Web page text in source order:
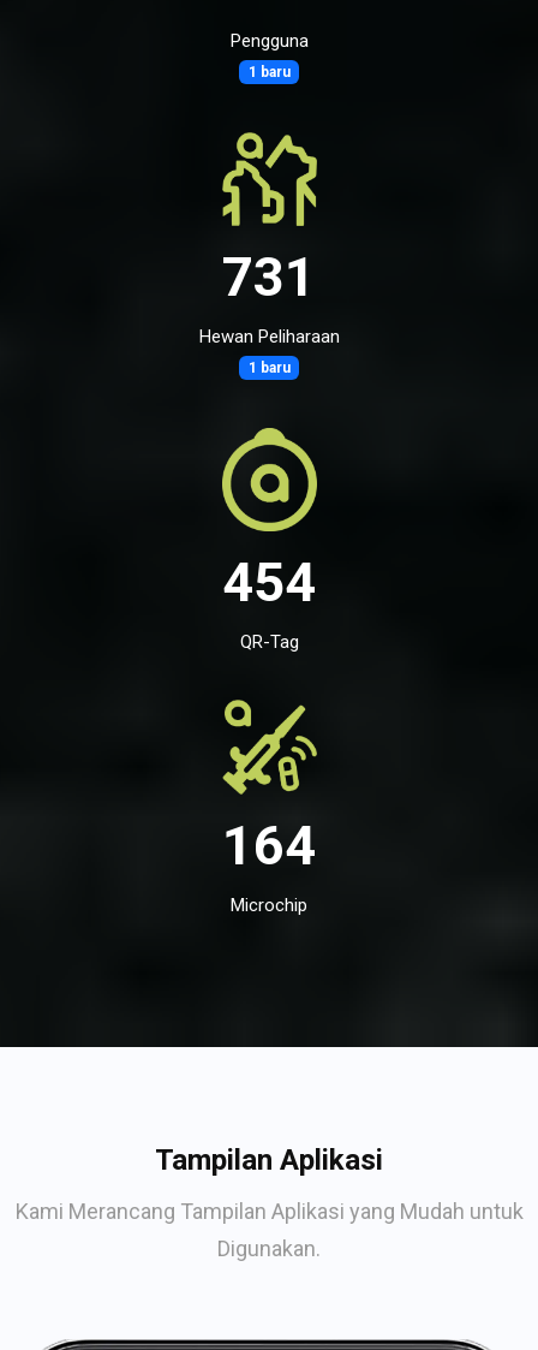
Pengguna
1 baru
731
Hewan Peliharaan
1 baru
454
QR-Tag
164
Microchip
Tampilan Aplikasi
Kami Merancang Tampilan Aplikasi yang Mudah untuk
Digunakan.